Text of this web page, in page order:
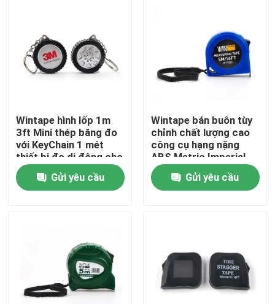
Tham quan nhà máy
Liên hệ chúng tôi
Yêu cầu báo giá
Băng đo laser
Đo băng may cá nhân
Wintape hình lốp 1m
3ft Mini thép băng đo
với KeyChain 1 mét
thiết bị đo di động cho
cơ khí
Gửi yêu cầu
Wintape bán buôn tùy
chỉnh chất lượng cao
công cụ hạng nặng
ABS Metric Imperial
5M tùy chỉnh Logo in
thép đo băngGửi yêu cầu